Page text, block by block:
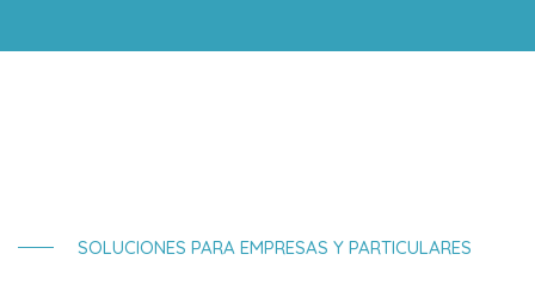
SOLUCIONES PARA EMPRESAS Y PARTICULARES